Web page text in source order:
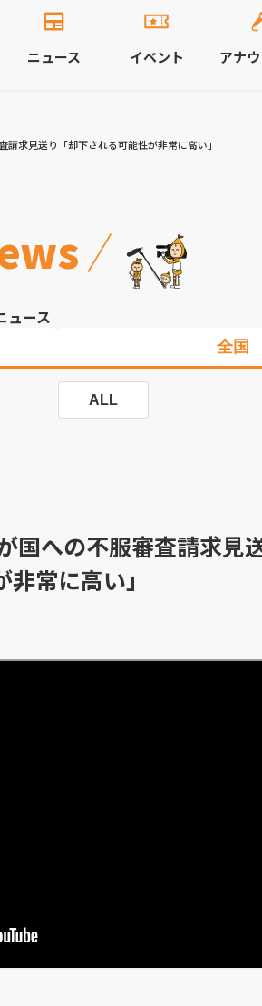
ニュース イベント アナ
求見送り「却下される可能性が非常に高い」
ュース
全国
ALL
国への不服審査請求見
常に高い」